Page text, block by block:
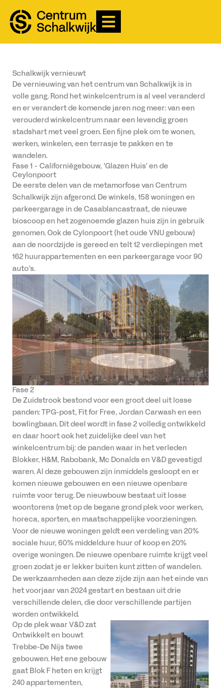
naar
inhoud
Schalkwijk vernieuwt
De vernieuwing van het centrum van Schalkwijk is in
volle gang. Rond het winkelcentrum is al veel veranderd
en er verandert de komende jaren nog meer: van een
verouderd winkelcentrum naar een levendig groen
stadshart met veel groen. Een fijne plek om te wonen,
werken, winkelen, een terrasje te pakken en te
wandelen.
Fase 1 - Californiëgebouw, 'Glazen Huis' en de
Ceylonpoort
De eerste delen van de metamorfose van Centrum
Schalkwijk zijn afgerond. De winkels, 158 woningen en
parkeergarage in de Casablancastraat, de nieuwe
bioscoop en het zogenoemde glazen huis zijn in gebruik
genomen. Ook de Cylonpoort (het oude VNU gebouw)
aan de noordzijde is gereed en telt 12 verdiepingen met
162 huurappartementen en een parkeergarage voor 90
auto’s.
Fase 2
De Zuidstrook bestond voor een groot deel uit losse
panden: TPG-post, Fit for Free, Jordan Carwash en een
bowlingbaan. Dit deel wordt in fase 2 volledig ontwikkeld
en daar hoort ook het zuidelijke deel van het
winkelcentrum bij: de panden waar in het verleden
Blokker, H&M, Rabobank, Mc Donalds en V&D gevestigd
waren. Al deze gebouwen zijn inmiddels gesloopt en er
komen nieuwe gebouwen en een nieuwe openbare
ruimte voor terug. De nieuwbouw bestaat uit losse
woontorens (met op de begane grond plek voor werken,
horeca, sporten, en maatschappelijke voorzieningen.
Voor de nieuwe woningen geldt een verdeling van 20%
sociale huur, 60% middeldure huur of koop en 20%
overige woningen. De nieuwe openbare ruimte krijgt veel
groen zodat je er lekker buiten kunt zitten of wandelen.
De werkzaamheden aan deze zijde zijn aan het einde van
het voorjaar van 2024 gestart en bestaan uit drie
verschillende delen, die door verschillende partijen
worden ontwikkeld.
Op de plek waar V&D zat
Ontwikkelt en bouwt
Trebbe-De Nijs twee
gebouwen. Het ene gebouw
gaat Blok F heten en krijgt
240 appartementen,